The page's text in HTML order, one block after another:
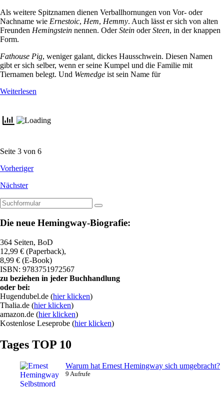
Als weitere Spitznamen dienen Verballhornungen von Vor- oder
Nachname wie Ernestoic, Hem, Hemmy. Auch lässt er sich von alten
Freunden Hemingstein nennen. OderStein oderSteen, in der knappen
Form.
Fathouse Pig, weniger galant, dickes Hausschwein. Diesen Namen
gibt er sich selber, wenn er seine Kumpel und die Familie mit
Tiernamen belegt. Und Wemedge ist sein Name für
Weiterlesen
Seite 3 von 6
Vorheriger
Nächster
Suchen
Die neue Hemingway-Biografie:
364 Seiten, BoD
12,99 € (Paperback),
8,99 € (E-Book)
ISBN: 9783751972567
zu beziehen in jeder Buchhandlung
oder bei:
Hugendubel.de (hier klicken)
Thalia.de (hier klicken)
amazon.de (hier klicken)
Kostenlose Leseprobe (hier klicken)
Tages TOP 10
Warum hat Ernest Hemingway sich umgebracht?
9 Aufrufe